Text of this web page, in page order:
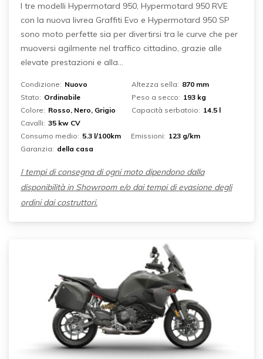
I tre modelli Hypermotard 950, Hypermotard 950 RVE
con la nuova livrea Graffiti Evo e Hypermotard 950 SP
sono moto perfette sia per divertirsi tra le curve che per
muoversi agilmente nel traffico cittadino, grazie alle
elevate prestazioni e alla...
Condizione: Nuovo
Stato: Ordinabile
Colore: Rosso, Nero, Grigio
Cavalli: 35 kw CV
Altezza sella: 870 mm
Peso a secco: 193 kg
Capacità serbatoio: 14.5 l
Consumo medio: 5.3 l/100km Emissioni: 123 g/km
Garanzia: della casa
I tempi di consegna di ogni moto dipendono dalla
disponibilità in Showroom e/o dai tempi di evasione degli
ordini dai costruttori.